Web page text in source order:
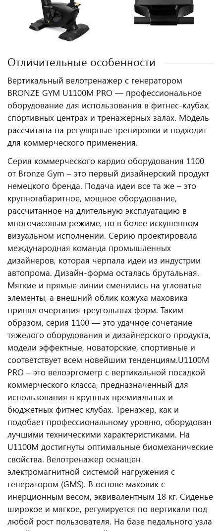
Отличительные особенности
Вертикальный велотренажер с генератором
BRONZE GYM U1100M PRO — профессиональное
оборудование для использования в фитнес‑клубах,
спортивных центрах и тренажерных залах. Модель
рассчитана на регулярные тренировки и подходит
для коммерческого применения.
Серия коммерческого кардио оборудования 1100
от Bronze Gym – это первый дизайнерский продукт
немецкого бренда. Подача идеи все та же – это
крупногабаритное, мощное оборудование,
рассчитанное на длительную эксплуатацию в
многочасовым режиме, но в более искушенном
визуальном исполнении. Серию проектировала
международная команда промышленных
дизайнеров, которая черпала идеи из индустрии
автопрома. Дизайн-форма осталась брутальная.
Мягкие и прямые линии сменились на угловатые
элементы, а внешний облик кожуха маховика
принял очертания треугольных форм. Таким
образом, серия 1100 — это удачное сочетание
тяжелого оборудования и дизайнерского продукта,
модели эффектные, новаторские, спортивные и
соответствует всем новейшим тенденциям.U1100M
PRO – это велоэргометр с вертикальной посадкой
коммерческого класса, предназначенный для
использования в крупных премиальных и
бюджетных фитнес клубах. Тренажер, как и
подобает профессиональному уровню, оборудован
лучшими техническими характеристиками. На
U1100M достигнуты оптимальные биомеханические
свойства. Велотренажер оснащен
электромагнитной системой нагружения с
генератором (GMS). В основе маховик с
инерционным весом, эквивалентным 18 кг. Сиденье
широкое и мягкое, регулируется по вертикали под
любой рост пользователя. На базе педального узла